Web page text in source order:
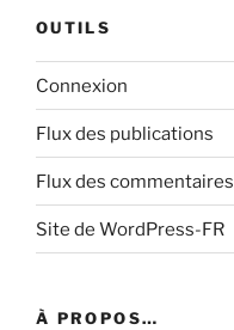
OUTILS
Connexion
Flux des publications
Flux des commentaires
Site de WordPress-FR
À PROPOS…